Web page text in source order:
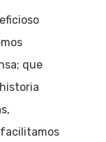
que